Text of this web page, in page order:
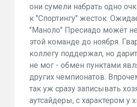
они сумели набрать одно
к "Спортингу" жесток.
"Маноло" Пресиадо может
этой команде до ноября.
коллегу поддержал, но
не мог - обмен пунктами
других чемпионатов.
так уж сразу записывать
аутсайдеры, с характером у